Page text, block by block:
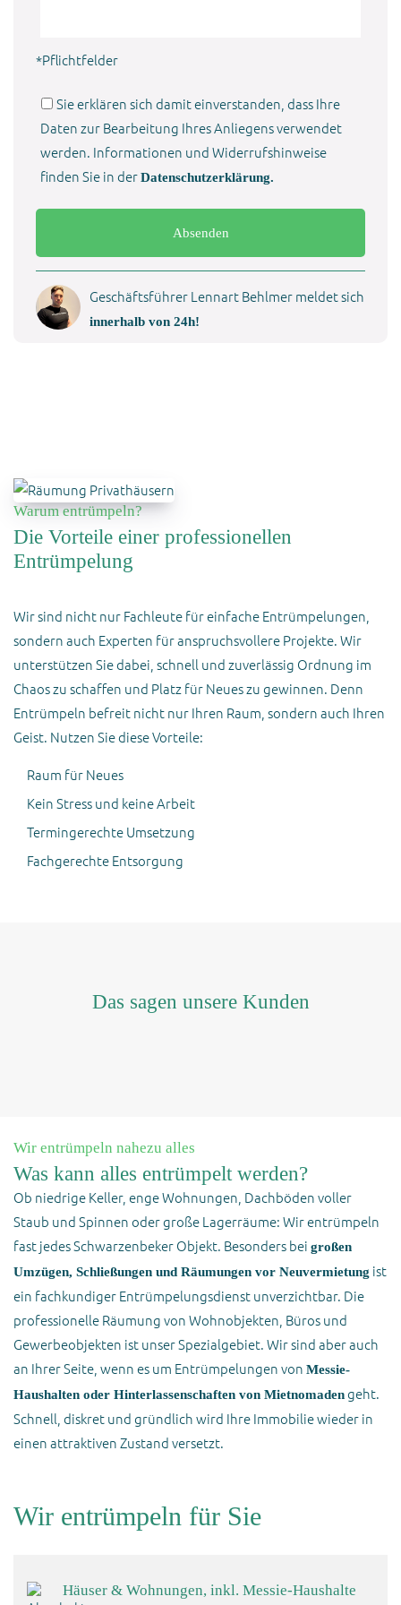
leer.
*Pflichtfelder
Sie erklären sich damit einverstanden, dass Ihre
Daten zur Bearbeitung Ihres Anliegens verwendet
werden. Informationen und Widerrufshinweise
finden Sie in derDatenschutzerklärung.
Bitte
dieses
Feld
Geschäftsführer Lennart Behlmer meldet sich
innerhalb von 24h!
Warum entrümpeln?
Die Vorteile einer professionellen
Entrümpelung
Wir sind nicht nur Fachleute für einfache Entrümpelungen,
sondern auch Experten für anspruchsvollere Projekte. Wir
unterstützen Sie dabei, schnell und zuverlässig Ordnung im
Chaos zu schaffen und Platz für Neues zu gewinnen. Denn
Entrümpeln befreit nicht nur Ihren Raum, sondern auch Ihren
Geist. Nutzen Sie diese Vorteile:
Raum für Neues
Kein Stress und keine Arbeit
Termingerechte Umsetzung
Fachgerechte Entsorgung
Das sagen unsere Kunden
Wir entrümpeln nahezu alles
Was kann alles entrümpelt werden?
Ob niedrige Keller, enge Wohnungen, Dachböden voller
Staub und Spinnen oder große Lagerräume: Wir entrümpeln
fast jedes Schwarzenbeker Objekt. Besonders bei großen
Umzügen, Schließungen und Räumungen vor Neuvermietung ist
ein fachkundiger Entrümpelungsdienst unverzichtbar. Die
professionelle Räumung von Wohnobjekten, Büros und
Gewerbeobjekten ist unser Spezialgebiet. Wir sind aber auch
an Ihrer Seite, wenn es um Entrümpelungen von Messie-
Haushalten oder Hinterlassenschaften von Mietnomadengeht.
Schnell, diskret und gründlich wird Ihre Immobilie wieder in
einen attraktiven Zustand versetzt.
Wir entrümpeln für Sie
Häuser & Wohnungen, inkl. Messie-Haushalte